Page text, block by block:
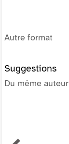
Autre format
Suggestions
Du même auteur